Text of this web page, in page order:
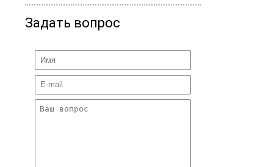
Задать вопрос